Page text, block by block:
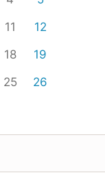
11
12
18
19
25
26